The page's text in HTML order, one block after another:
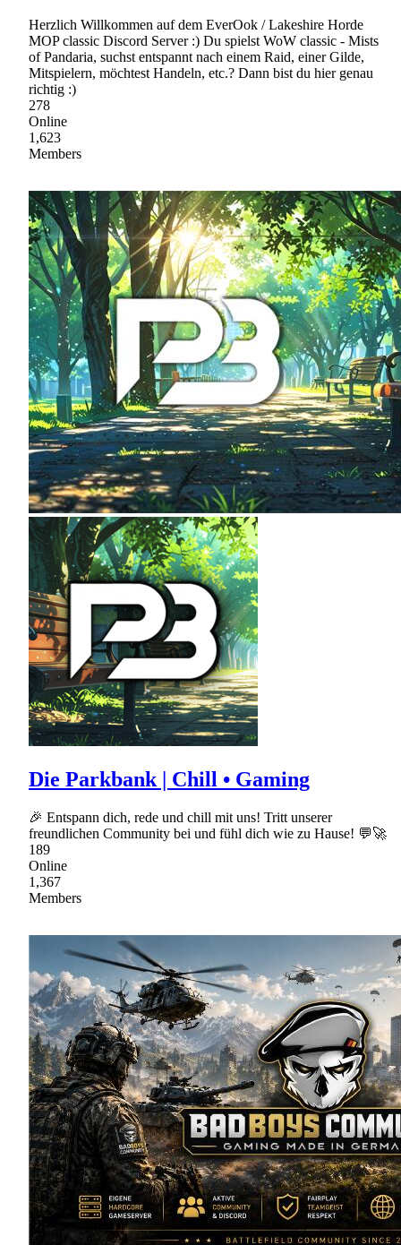
Herzlich Willkommen auf dem EverOok / Lakeshire Horde
MOP classic Discord Server :) Du spielst WoW classic - Mists
of Pandaria, suchst entspannt nach einem Raid, einer Gilde,
Mitspielern, möchtest Handeln, etc.? Dann bist du hier genau
richtig :)
278
Online
1,623
Members
Die Parkbank | Chill • Gaming
🎉 Entspann dich, rede und chill mit uns! Tritt unserer
freundlichen Community bei und fühl dich wie zu Hause! 💬🚀
189
Online
1,367
Members